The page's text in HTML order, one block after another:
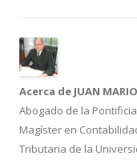
Acerca de JUAN
Abogado de la
Magíster en
Tributaria de la